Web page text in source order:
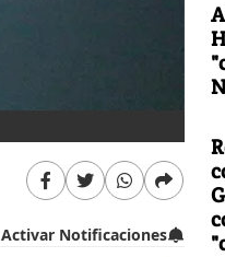
Activar Notificaciones